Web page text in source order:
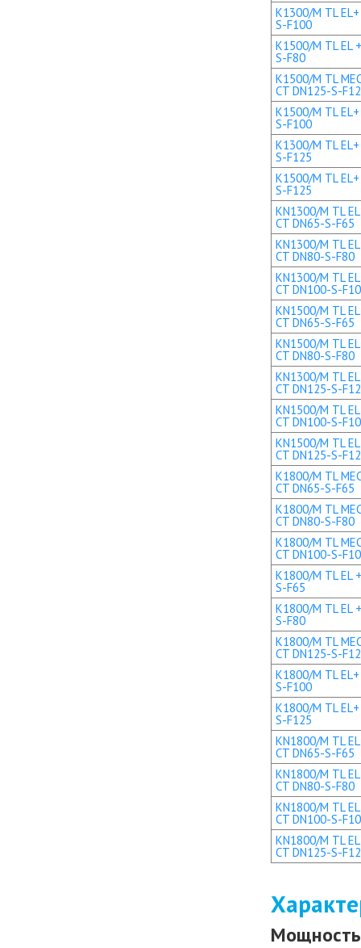
K1300/M TL
S-F100
K1500/M TL EL
S-F80
K1500/M TL
CT DN125-S-
K1500/M TL
S-F100
K1300/M TL
S-F125
K1500/M TL
S-F125
KN1300/M TL
CT DN65-S-F65
KN1300/M TL
CT DN80-S-F80
KN1300/M TL
CT DN100-S-
KN1500/M TL
CT DN65-S-F65
KN1500/M TL
CT DN80-S-F80
KN1300/M TL
CT DN125-S-
KN1500/M TL
CT DN100-S-
KN1500/M TL
CT DN125-S-
K1800/M TL
CT DN65-S-F65
K1800/M TL
CT DN80-S-F80
K1800/M TL
CT DN100-S-
K1800/M TL EL
S-F65
K1800/M TL EL
S-F80
K1800/M TL
CT DN125-S-
K1800/M TL
S-F100
K1800/M TL
S-F125
KN1800/M TL
CT DN65-S-F65
KN1800/M TL
CT DN80-S-F80
KN1800/M TL
CT DN100-S-
KN1800/M TL
CT DN125-S-
Мощность